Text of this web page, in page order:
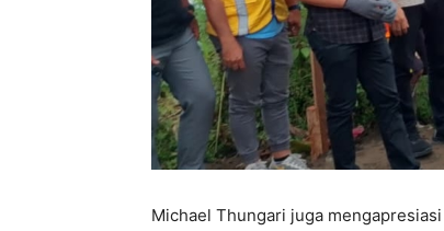
Michael Thungari juga